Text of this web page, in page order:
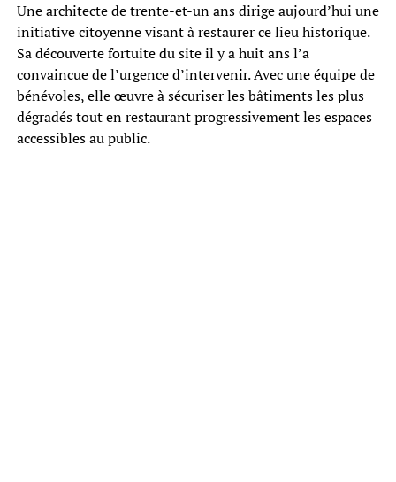
Une architecte de trente-et-un ans dirige aujourd’hui une
initiative citoyenne visant à restaurer ce lieu historique.
Sa découverte fortuite du site il y a huit ans l’a
convaincue de l’urgence d’intervenir. Avec une équipe de
bénévoles, elle œuvre à sécuriser les bâtiments les plus
dégradés tout en restaurant progressivement les espaces
accessibles au public.